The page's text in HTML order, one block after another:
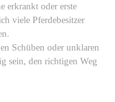
erkrankt oder erste
viele Pferdebesitzer
Schüben oder unklaren
sein, den richtigen Weg